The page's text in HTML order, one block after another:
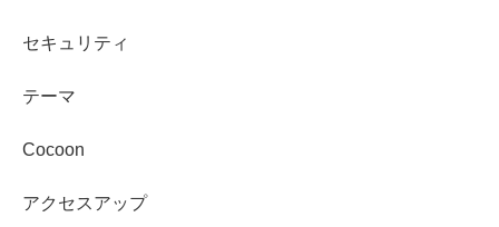
セキュリティ
テーマ
Cocoon
アクセスアップ